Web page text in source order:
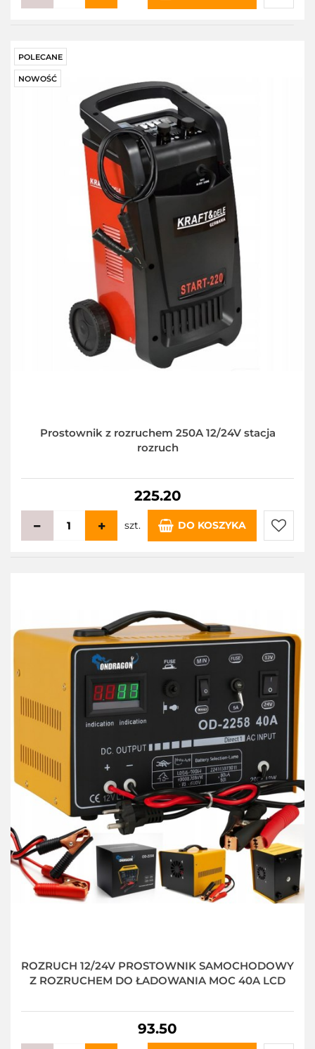
Do
POLECANE
NOWOŚĆ
Prostownik z rozruchem 250A 12/24V stacja
rozruch
225.20
szt. DO KOSZYKA
Do
ROZRUCH 12/24V PROSTOWNIK SAMOCHODOWY
Z ROZRUCHEM DO ŁADOWANIA MOC 40A LCD
93.50